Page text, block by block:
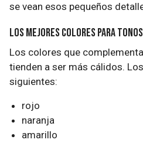
se vean esos pequeños
Los mejores colores para
Los colores que
tienden a ser más cálidos.
siguientes:
rojo
naranja
amarillo